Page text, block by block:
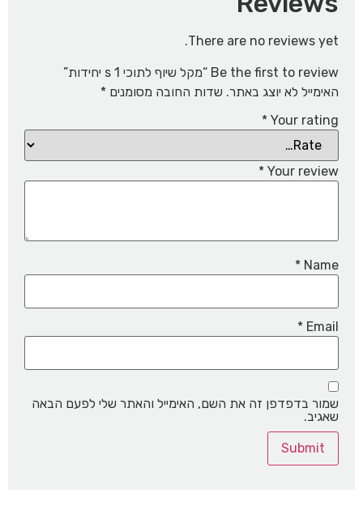
There are no reviews yet.
Be the first to review “מקל שיוף לתוכי s 1 יחידות”
האימייל לא יוצג באתר. שדות החובה מסומנים *
Your rating
*
Your review
*
Name
*
Email
*
שמור בדפדפן זה את השם, האימייל והאתר שלי לפעם הבאה
שאגיב.